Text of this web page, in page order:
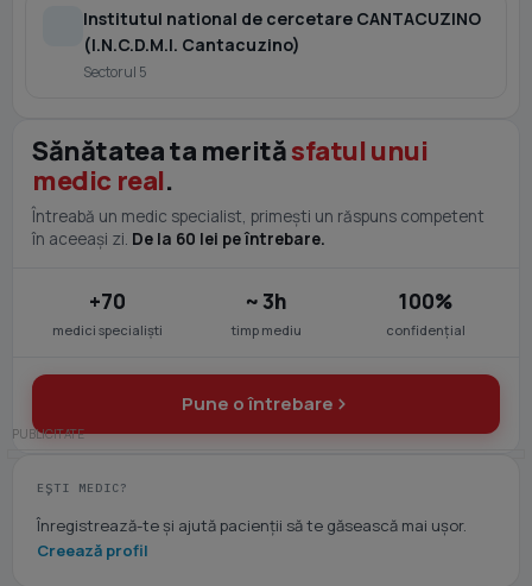
Institutul national de cercetare CANTACUZINO
(I.N.C.D.M.I. Cantacuzino)
Sectorul 5
Sănătatea ta merităsfatul unui
medic real.
Întreabă un medic specialist, primești un răspuns competent
în aceeași zi. De la 60 lei pe întrebare.
+70
medici specialiști
~ 3h
timp mediu
100%
confidențial
Pune o întrebare
EȘTI MEDIC?
Înregistrează-te și ajută pacienții să te găsească mai ușor.
Creează profil